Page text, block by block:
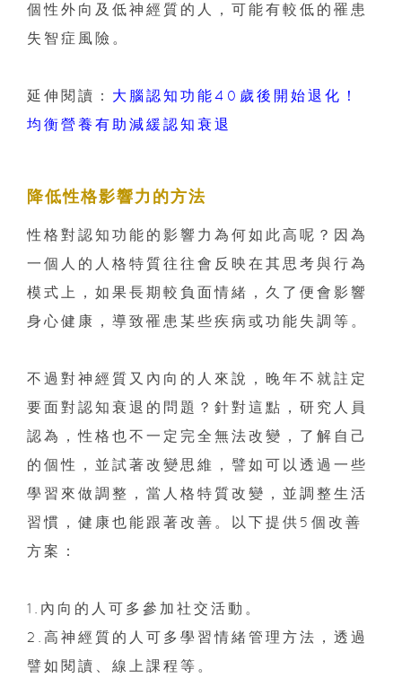
個性外向及低神經質的人，可能有較低的罹患
失智症風險。
延伸閱讀： 大腦認知功能40歲後開始退化！
均衡營養有助減緩認知衰退
降低性格影響力的方法
性格對認知功能的影響力為何如此高呢？因為
一個人的人格特質往往會反映在其思考與行為
模式上，如果長期較負面情緒，久了便會影響
身心健康，導致罹患某些疾病或功能失調等。
不過對神經質又內向的人來說，晚年不就註定
要面對認知衰退的問題？針對這點，研究人員
認為，性格也不一定完全無法改變，了解自己
的個性，並試著改變思維，譬如可以透過一些
學習來做調整，當人格特質改變，並調整生活
習慣，健康也能跟著改善。以下提供5個改善
方案：
1.內向的人可多參加社交活動。
2.高神經質的人可多學習情緒管理方法，透過
譬如閱讀、線上課程等。